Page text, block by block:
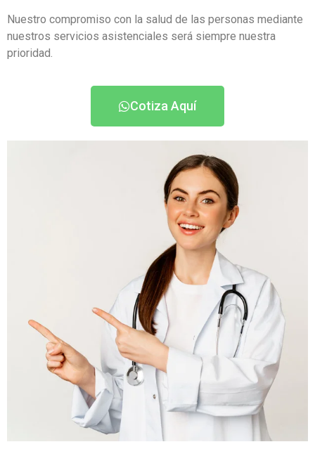
Nuestro compromiso con la salud de las personas mediante
nuestros servicios asistenciales será siempre nuestra
prioridad.
Cotiza Aquí